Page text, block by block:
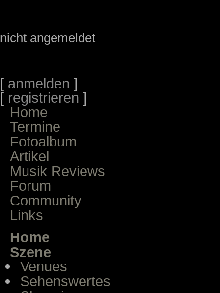
nicht angemeldet
[ anmelden ]
[ registrieren ]
Home
Termine
Fotoalbum
Artikel
Musik Reviews
Forum
Community
Links
Home
Szene
Venues
Sehenswertes